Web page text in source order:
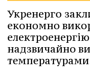
Укренерго
економно
надзвичайно